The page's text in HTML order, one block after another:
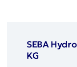
SEBA
KG